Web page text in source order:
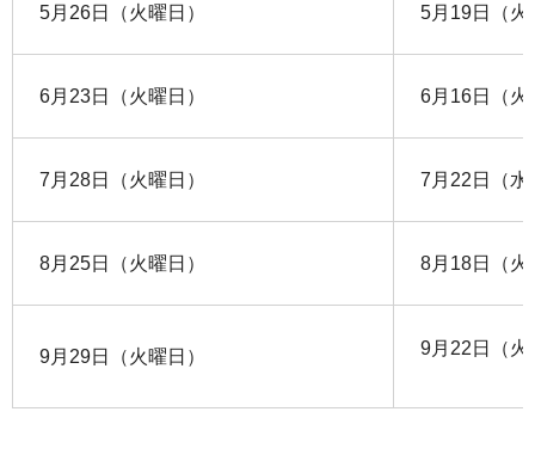
5月26日（火曜日） 5月19日（火
6月23日（火曜日） 6月16日（火
7月28日（火曜日） 7月22日（水
8月25日（火曜日） 8月18日（火
9月29日（火曜日） 9月22日（火